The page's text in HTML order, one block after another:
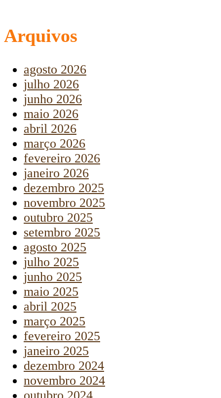
Arquivos
agosto 2026
julho 2026
junho 2026
maio 2026
abril 2026
março 2026
fevereiro 2026
janeiro 2026
dezembro 2025
novembro 2025
outubro 2025
setembro 2025
agosto 2025
julho 2025
junho 2025
maio 2025
abril 2025
março 2025
fevereiro 2025
janeiro 2025
dezembro 2024
novembro 2024